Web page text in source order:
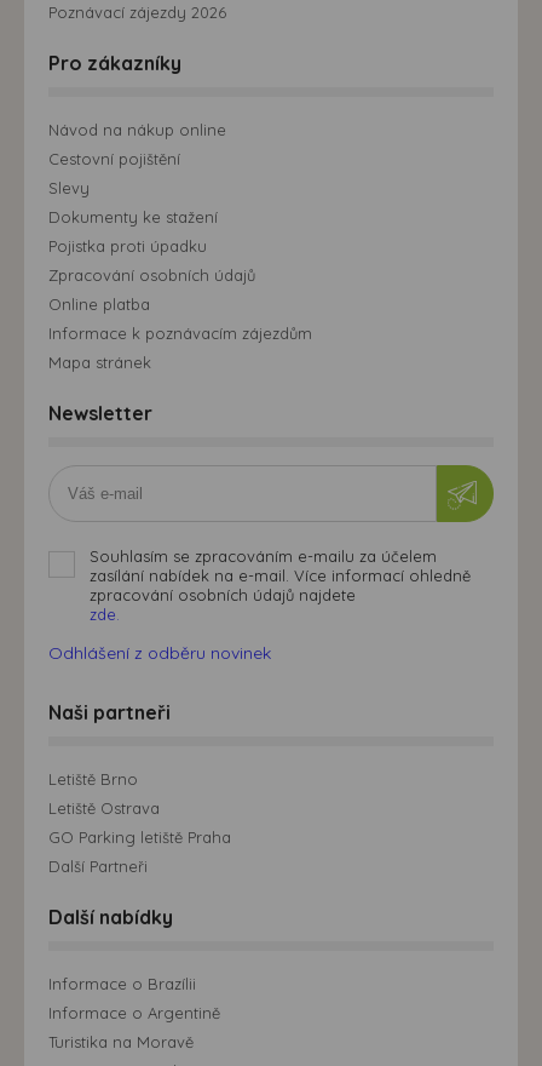
Poznávací zájezdy 2026
Pro zákazníky
Návod na nákup online
Cestovní pojištění
Slevy
Dokumenty ke stažení
Pojistka proti úpadku
Zpracování osobních údajů
Online platba
Informace k poznávacím zájezdům
Mapa stránek
Newsletter
Souhlasím se zpracováním e-mailu za účelem
zasílání nabídek na e-mail. Více informací ohledně
zpracování osobních údajů najdete
zde.
Odhlášení z odběru novinek
Naši partneři
Letiště Brno
Letiště Ostrava
GO Parking letiště Praha
Další Partneři
Další nabídky
Informace o Brazílii
Informace o Argentině
Turistika na Moravě